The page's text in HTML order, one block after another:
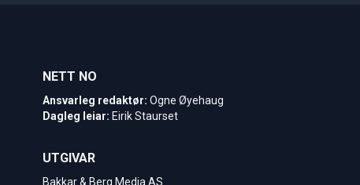
NETT NO
Ansvarleg redaktør: Ogne Øyehaug
Dagleg leiar: Eirik Staurset
UTGIVAR
Bakkar & Berg Media AS